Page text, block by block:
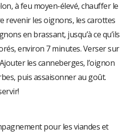
à feu moyen-élevé, chauffer le
revenir les oignons, les carottes
en brassant, jusqu’à ce qu’ils
environ 7 minutes. Verser sur
les canneberges, l’oignon
puis assaisonner au goût.
pour les viandes et